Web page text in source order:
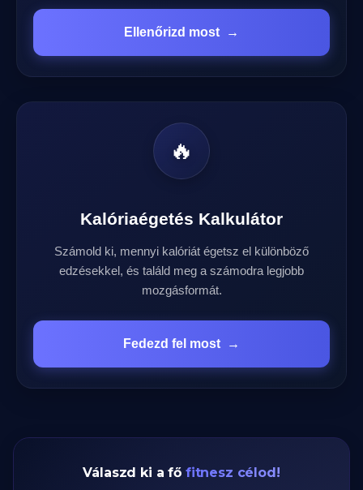
Ellenőrizd most →
🔥
Kalóriaégetés Kalkulátor
Számold ki, mennyi kalóriát égetsz el különböző
edzésekkel, és találd meg a számodra legjobb
mozgásformát.
Fedezd fel most →
Válaszd ki a fő fitnesz célod!